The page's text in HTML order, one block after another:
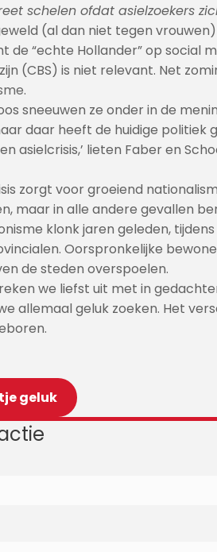
schelen ofdat asielzoekers
(al dan niet tegen
de “echte Hollander” op social
(CBS) is niet relevant. Net
.
sneeuwen ze onder in de
daar heeft de huidige politiek
asielcrisis,’ lieten Faber en
zorgt voor groeiend
maar in alle andere gevallen
klonk jaren geleden,
Oorspronkelijke
de steden overspoelen.
we liefst uit met in
allemaal geluk zoeken. Het
geluk